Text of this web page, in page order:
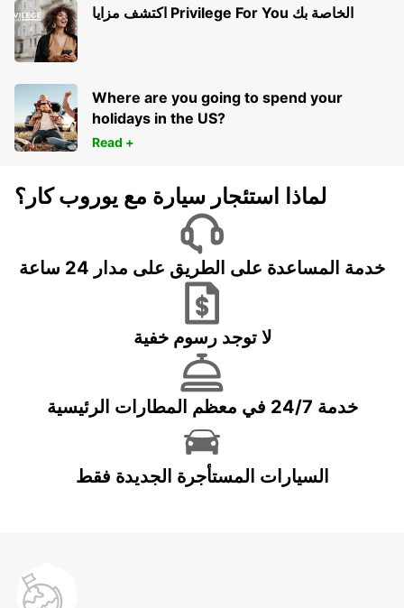
اكتشف مزايا Privilege For You الخاصة بك
Where are you going to spend your
holidays in the US?
Read +
لماذا استئجار سيارة مع يوروب كار؟
خدمة المساعدة على الطريق على مدار 24 ساعة
لا توجد رسوم خفية
خدمة 24/7 في معظم المطارات الرئيسية
السيارات المستأجرة الجديدة فقط